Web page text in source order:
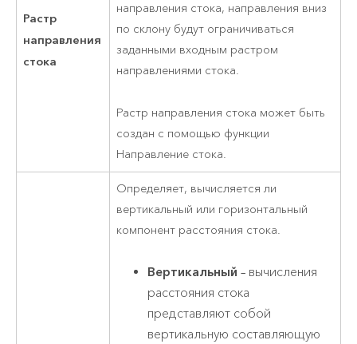
Растр
направления
стока
направления стока, направления вниз
по склону будут ограничиваться
заданными входным растром
направлениями стока.
Растр направления стока может быть
создан с помощью функции
Направление стока.
Определяет, вычисляется ли
вертикальный или горизонтальный
компонент расстояния стока.
Вертикальный – вычисления
расстояния стока
представляют собой
вертикальную составляющую